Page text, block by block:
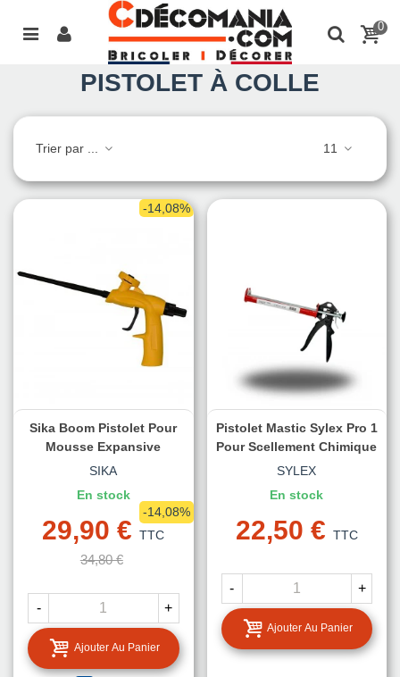
0
PISTOLET À COLLE
Trier par ... 11
-14,08%
Sika Boom Pistolet Pour
Mousse Expansive
SIKA
En stock
29,90 € TTC
34,80 €
-14,08%
- +
Ajouter Au Panier
Pistolet Mastic Sylex Pro 1
Pour Scellement Chimique
SYLEX
En stock
22,50 € TTC
- +
Ajouter Au Panier